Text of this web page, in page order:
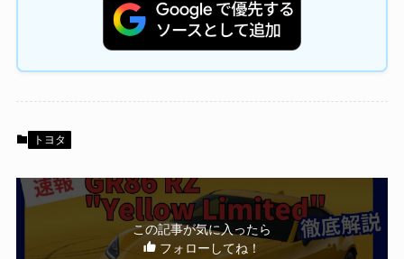
トヨタ
この記事が気に入ったら
フォローしてね！